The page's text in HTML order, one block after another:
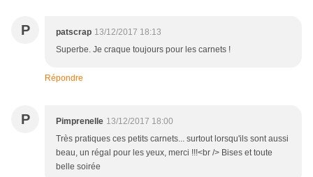
P patscrap 13/12/2017 18:13
Superbe. Je craque toujours pour les carnets !
Répondre
P Pimprenelle 13/12/2017 18:00
Très pratiques ces petits carnets... surtout lorsqu'ils sont aussi
beau, un régal pour les yeux, merci !!!<br /> Bises et toute
belle soirée